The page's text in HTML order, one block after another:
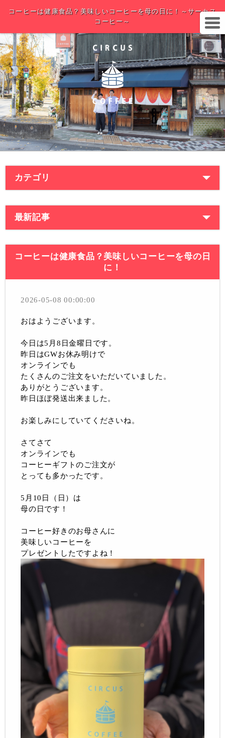
コーヒーは健康食品？美味しいコーヒーを母の日に！～サーカス
コーヒー～
カテゴリ
最新記事
コーヒーは健康食品？美味しいコーヒーを母の日
に！
2026-05-08 00:00:00
おはようございます。
今日は5月8日金曜日です。
昨日はGWお休み明けで
オンラインでも
たくさんのご注文をいただいていました。
ありがとうございます。
昨日ほぼ発送出来ました。
お楽しみにしていてくださいね。
さてさて
オンラインでも
コーヒーギフトのご注文が
とっても多かったです。
5月10日（日）は
母の日です！
コーヒー好きのお母さんに
美味しいコーヒーを
プレゼントしたですよね！